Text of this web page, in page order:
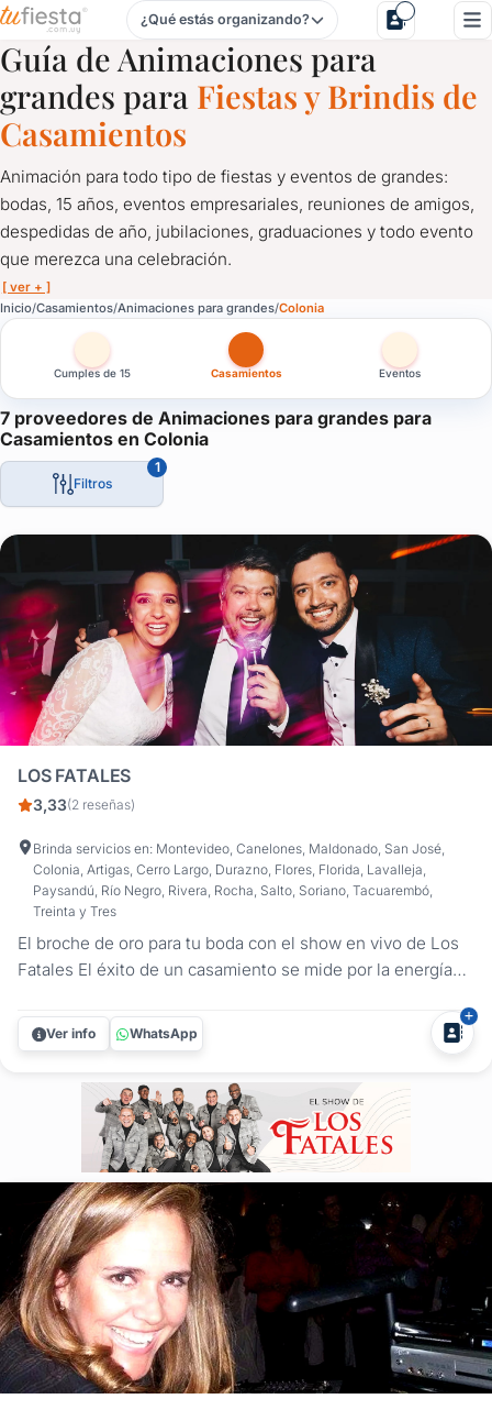
Animaciones para grandes para Casamientos en Colonia
¿Qué estás organizando?
Guía de Animaciones para
grandes para Fiestas y Brindis de
Casamientos
Animación para todo tipo de fiestas y eventos de grandes:
bodas, 15 años, eventos empresariales, reuniones de amigos,
despedidas de año, jubilaciones, graduaciones y todo evento
que merezca una celebración.
[ ver + ]
Inicio Casamientos Animaciones para grandes Colonia
Cumples de 15 Casamientos Eventos
7 proveedores de Animaciones para grandes para
Casamientos en Colonia
Filtros
1
LOS FATALES
3,33(2 reseñas)
Brinda servicios en: Montevideo, Canelones, Maldonado, San José,
Colonia, Artigas, Cerro Largo, Durazno, Flores, Florida, Lavalleja,
Paysandú, Río Negro, Rivera, Rocha, Salto, Soriano, Tacuarembó,
Treinta y Tres
El broche de oro para tu boda con el show en vivo de Los
Fatales El éxito de un casamiento se mide por la energía
ese momento vital al azar; asegurá la diversión total con
los número uno de Uruguay. Los Fatales no son solo una...
Ver info WhatsApp
Animaciones para grandes para Casamientos en Colonia
Animación para todo tipo de fiestas y eventos de grandes:
No hay fiesta sin diversión, y menos si no hay una buena
Magia, shows, stand up, música y todo lo que quieras para